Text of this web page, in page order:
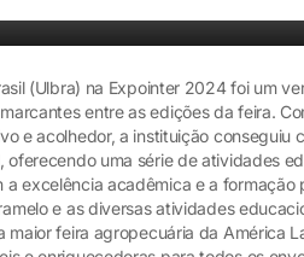
(Ulbra) na Expointer 2024 foi um
entre as edições da feira.
e acolhedor, a instituição conseguiu
uma série de atividades
excelência acadêmica e a formação
e as diversas atividades
feira agropecuária da América